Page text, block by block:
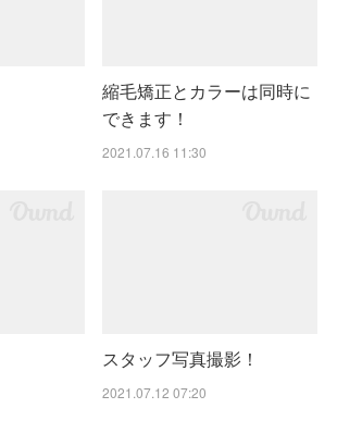
縮毛矯正とカラーは同時に
できます！
2021.07.16 11:30
スタッフ写真撮影！
2021.07.12 07:20